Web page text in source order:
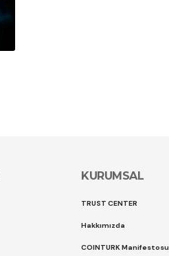
KURUMSAL
TRUST CENTER
Hakkımızda
COINTURK Manifestosu